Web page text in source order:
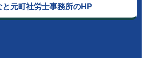
と元町社労士事務所のHP